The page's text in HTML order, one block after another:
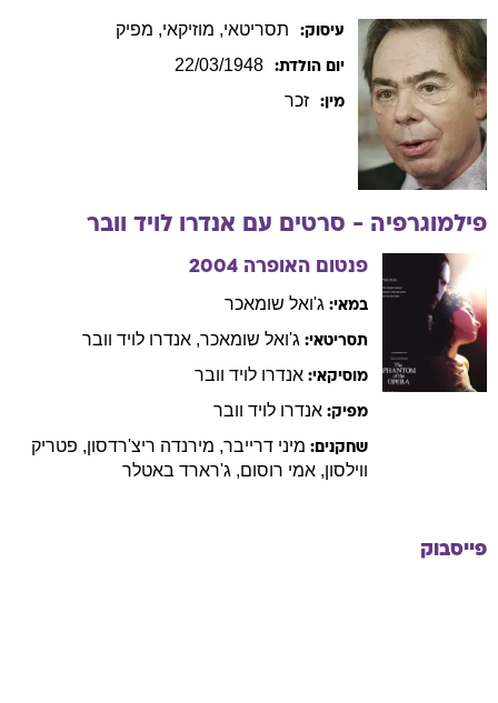
עיסוק: תסריטאי, מוזיקאי, מפיק
יום הולדת: 22/03/1948
מין: זכר
פילמוגרפיה - סרטים עם אנדרו לויד וובר
פנטום האופרה 2004
במאי: ג'ואל שומאכר
תסריטאי: ג'ואל שומאכר, אנדרו לויד וובר
מוסיקאי: אנדרו לויד וובר
מפיק: אנדרו לויד וובר
שחקנים: מיני דרייבר, מירנדה ריצ'רדסון, פטריק
ווילסון, אמי רוסום, ג'רארד באטלר
פייסבוק